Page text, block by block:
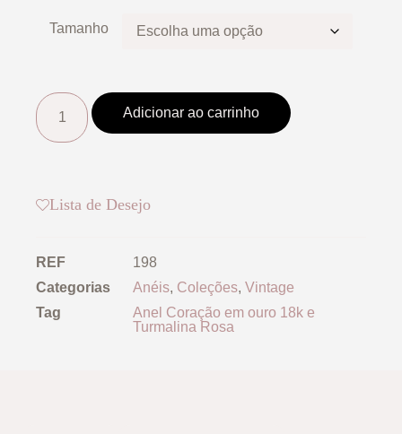
Tamanho
Adicionar ao carrinho
Lista de Desejo
REF
198
Categorias
Anéis, Coleções, Vintage
Tag
Anel Coração em ouro 18k e
Turmalina Rosa